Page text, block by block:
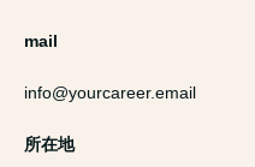
mail
info@yourcareer.email
所在地